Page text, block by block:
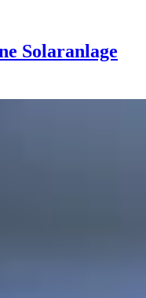
Solaranlage